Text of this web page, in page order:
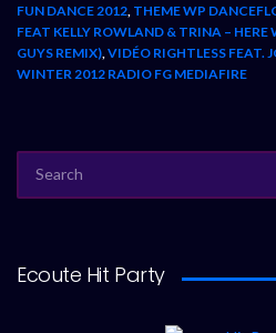
FUN DANCE 2012 THEME WP
FEAT KELLY ROWLAND & TRINA – HERE
GUYS REMIX) VIDÉO RIGHTLESS FEAT.
WINTER 2012 RADIO FG MEDIAFIRE
FOR:
Ecoute Hit Party